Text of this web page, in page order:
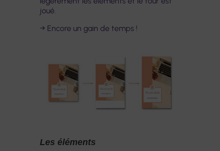
joué.
→ Encore un gain de temps !
Les éléments